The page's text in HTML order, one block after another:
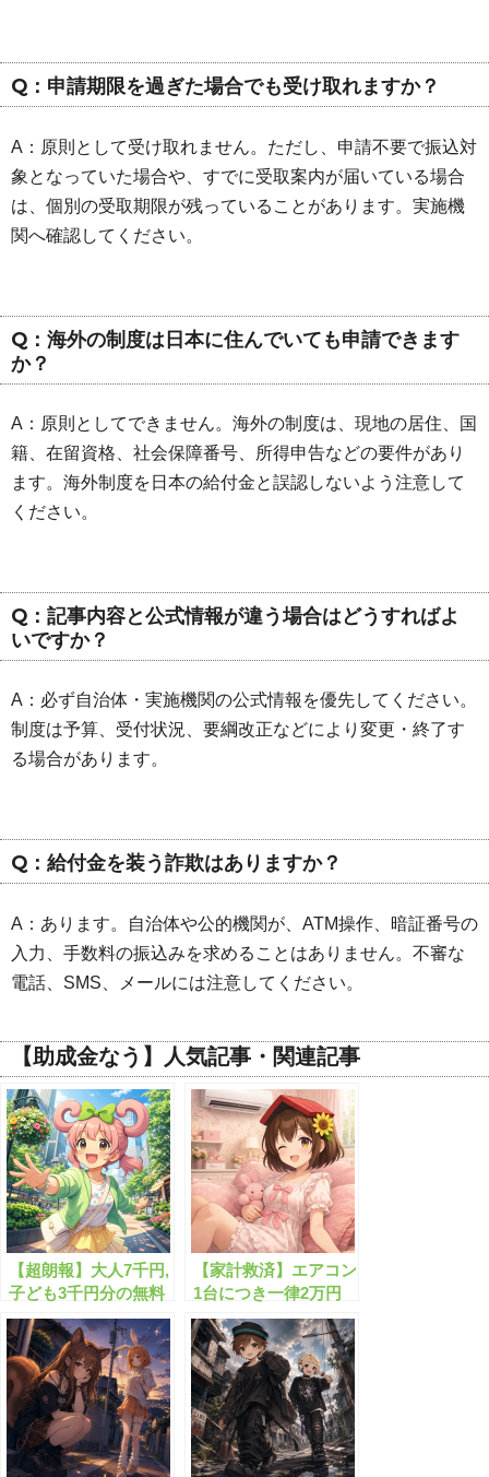
Q：申請期限を過ぎた場合でも受け取れますか？
A：原則として受け取れません。ただし、申請不要で振込対
象となっていた場合や、すでに受取案内が届いている場合
は、個別の受取期限が残っていることがあります。実施機
関へ確認してください。
Q：海外の制度は日本に住んでいても申請できます
か？
A：原則としてできません。海外の制度は、現地の居住、国
籍、在留資格、社会保障番号、所得申告などの要件があり
ます。海外制度を日本の給付金と誤認しないよう注意して
ください。
Q：記事内容と公式情報が違う場合はどうすればよ
いですか？
A：必ず自治体・実施機関の公式情報を優先してください。
制度は予算、受付状況、要綱改正などにより変更・終了す
る場合があります。
Q：給付金を装う詐欺はありますか？
A：あります。自治体や公的機関が、ATM操作、暗証番号の
入力、手数料の振込みを求めることはありません。不審な
電話、SMS、メールには注意してください。
【助成金なう】人気記事・関連記事
【超朗報】大人7千円,
子ども3千円分の無料
給付が始まります！
【家計救済】エアコン
1台につき一律2万円
の給付される給付金と
は？？